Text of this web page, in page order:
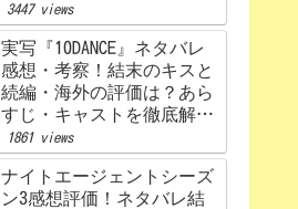
3447 views
実写『10DANCE』ネタバレ
感想・考察！結末のキスと
続編・海外の評価は？あら
すじ・キャストを徹底解
説！【Netflix】
1861 views
ナイトエージェントシーズ
ン3感想評価！ネタバレ結